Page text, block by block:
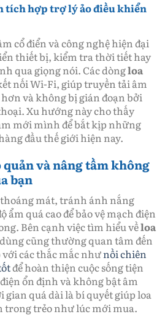
tích hợp trợ lý ảo điều khiển
cổ điển và công nghệ hiện đại
thiết bị, kiểm tra thời tiết hay
qua giọng nói. Các dòngloa
nối Wi-Fi, giúp truyền tải âm
và không bị gián đoạn bởi
Xu hướng này cho thấy
mới mình để bắt kịp những
đầu thế giới hiện nay.
và nâng tầm không
bạn
mát, tránh ánh nắng
ẩm quá cao để bảo vệ mạch điện
Bên cạnh việc tìm hiểu vềloa
cũng thường quan tâm đến
với các thắc mắc nhưnồi chiên
để hoàn thiện cuộc sống tiện
ổn định và không bật âm
quá dài là bí quyết giúp loa
trong trẻo như lúc mới mua.